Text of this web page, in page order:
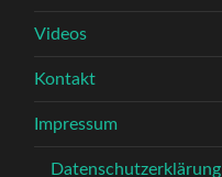
Videos
Kontakt
Impressum
Datenschutzerklärung